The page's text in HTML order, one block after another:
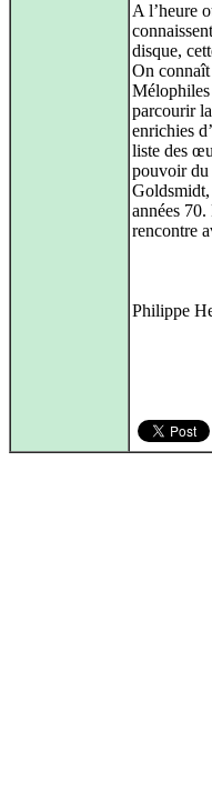
A l’heure
disque,
On
Mélophiles
parcourir
enrichies
liste des
pouvoir du
Goldsmidt,
années
rencontre
Philippe